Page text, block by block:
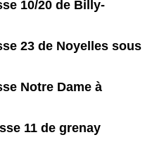
10/20 de Billy-
23 de Noyelles sous
Notre Dame à
11 de grenay